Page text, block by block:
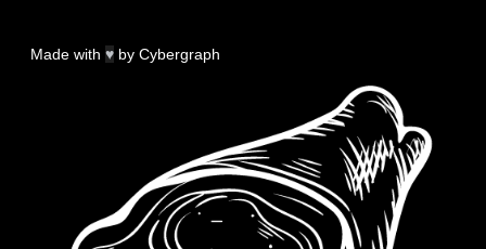
Made with ♥ by Cybergraph